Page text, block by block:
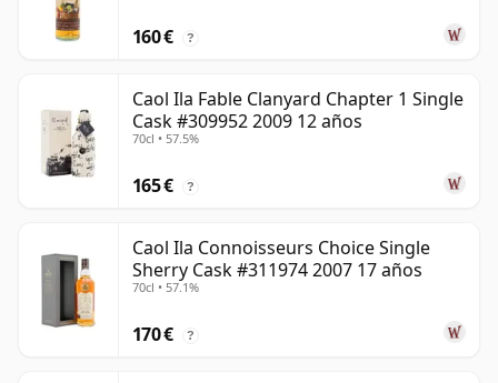
160 € ?
Caol Ila Fable Clanyard Chapter 1 Single
Cask #309952 2009 12 años
70cl • 57.5%
165 € ?
Caol Ila Connoisseurs Choice Single
Sherry Cask #311974 2007 17 años
70cl • 57.1%
170 € ?